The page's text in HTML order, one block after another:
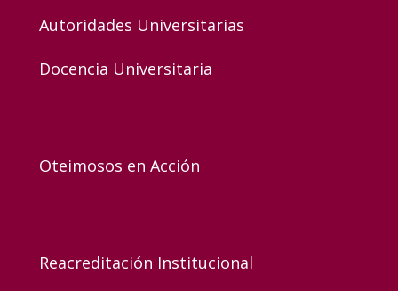
Autoridades Universitarias
Docencia Universitaria
Oteimosos en Acción
Reacreditación Institucional